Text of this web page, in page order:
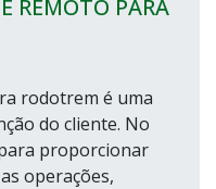
REMOTO PARA
rodotrem é uma
do cliente. No
proporcionar
operações,